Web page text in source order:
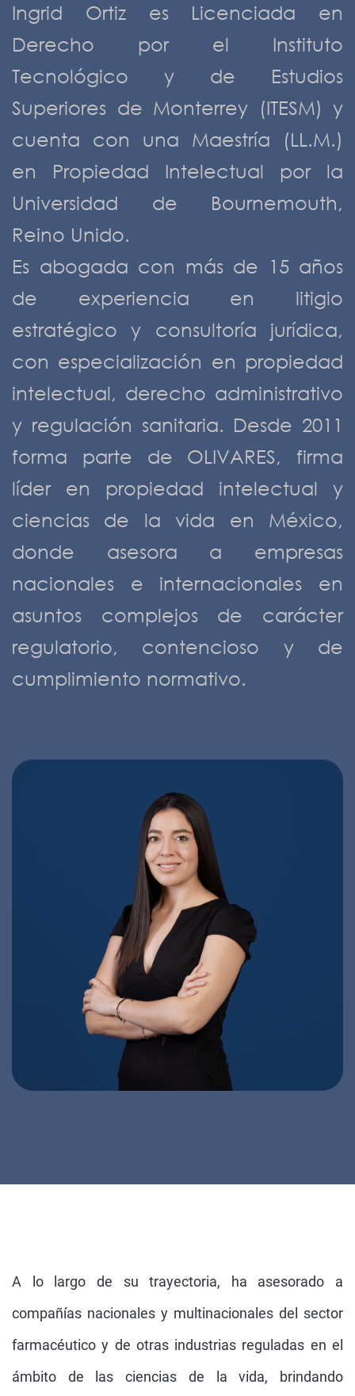
Ingrid Ortiz es Licenciada en
Derecho por el Instituto
Tecnológico y de Estudios
Superiores de Monterrey (ITESM) y
cuenta con una Maestría (LL.M.)
en Propiedad Intelectual por la
Universidad de Bournemouth,
Reino Unido.
Es abogada con más de 15 años
de experiencia en litigio
estratégico y consultoría jurídica,
con especialización en propiedad
intelectual, derecho administrativo
y regulación sanitaria. Desde 2011
forma parte de OLIVARES, firma
líder en propiedad intelectual y
ciencias de la vida en México,
donde asesora a empresas
nacionales e internacionales en
asuntos complejos de carácter
regulatorio, contencioso y de
cumplimiento normativo.
A lo largo de su trayectoria, ha asesorado a
compañías nacionales y multinacionales del sector
farmacéutico y de otras industrias reguladas en el
ámbito de las ciencias de la vida, brindando